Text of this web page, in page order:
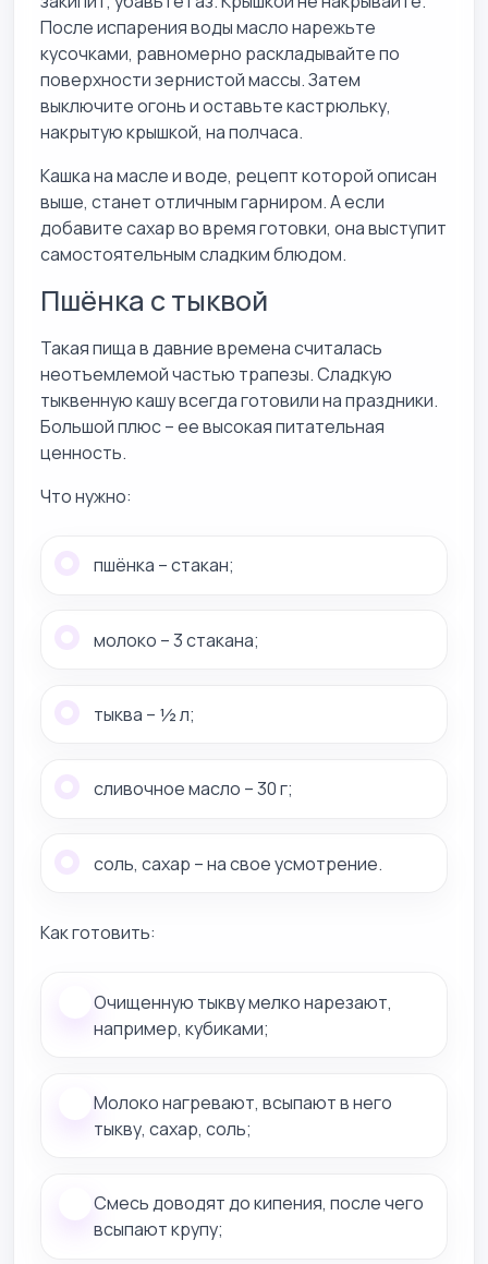
После испарения воды масло нарежьте
кусочками, равномерно раскладывайте по
поверхности зернистой массы. Затем
выключите огонь и оставьте кастрюльку,
накрытую крышкой, на полчаса.
Кашка на масле и воде, рецепт которой описан
выше, станет отличным гарниром. А если
добавите сахар во время готовки, она выступит
самостоятельным сладким блюдом.
Пшёнка с тыквой
Такая пища в давние времена считалась
неотъемлемой частью трапезы. Сладкую
тыквенную кашу всегда готовили на праздники.
Большой плюс – ее высокая питательная
ценность.
Что нужно:
пшёнка – стакан;
молоко – 3 стакана;
тыква – ½ л;
сливочное масло – 30 г;
соль, сахар – на свое усмотрение.
Как готовить:
Очищенную тыкву мелко нарезают,
например, кубиками;
Молоко нагревают, всыпают в него
тыкву, сахар, соль;
Смесь доводят до кипения, после чего
всыпают крупу;